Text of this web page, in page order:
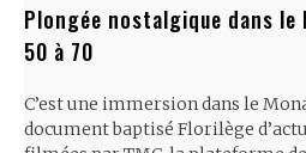
Plongée nostalgique dans le
50 à 70
C’est une immersion dans le
document baptisé Florilège